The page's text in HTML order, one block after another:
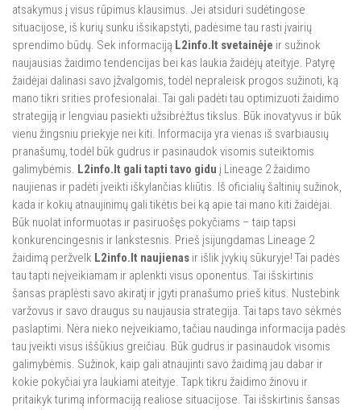
atsakymus į visus rūpimus klausimus. Jei atsiduri sudėtingose
situacijose, iš kurių sunku išsikapstyti, padėsime tau rasti įvairių
sprendimo būdų. Sek informaciją L2info.lt svetainėje ir sužinok
naujausias žaidimo tendencijas bei kas laukia žaidėjų ateityje. Patyrę
žaidėjai dalinasi savo įžvalgomis, todėl nepraleisk progos sužinoti, ką
mano tikri srities profesionalai. Tai gali padėti tau optimizuoti žaidimo
strategiją ir lengviau pasiekti užsibrėžtus tikslus. Būk inovatyvus ir būk
vienu žingsniu priekyje nei kiti. Informacija yra vienas iš svarbiausių
pranašumų, todėl būk gudrus ir pasinaudok visomis suteiktomis
galimybėmis. L2info.lt gali tapti tavo gidu į Lineage 2 žaidimo
naujienas ir padėti įveikti iškylančias kliūtis. Iš oficialių šaltinių sužinok,
kada ir kokių atnaujinimų gali tikėtis bei ką apie tai mano kiti žaidėjai.
Būk nuolat informuotas ir pasiruošęs pokyčiams – taip tapsi
konkurencingesnis ir lankstesnis. Prieš įsijungdamas Lineage 2
žaidimą peržvelk L2info.lt naujienas ir išlik įvykių sūkuryje! Tai padės
tau tapti neįveikiamam ir aplenkti visus oponentus. Tai išskirtinis
šansas praplėsti savo akiratį ir įgyti pranašumo prieš kitus. Nustebink
varžovus ir savo draugus su naujausia strategija. Tai taps tavo sėkmės
paslaptimi. Nėra nieko neįveikiamo, tačiau naudinga informacija padės
tau įveikti visus iššūkius greičiau. Būk gudrus ir pasinaudok visomis
galimybėmis. Sužinok, kaip gali atnaujinti savo žaidimą jau dabar ir
kokie pokyčiai yra laukiami ateityje. Tapk tikru žaidimo žinovu ir
pritaikyk turimą informaciją realiose situacijose. Tai išskirtinis šansas